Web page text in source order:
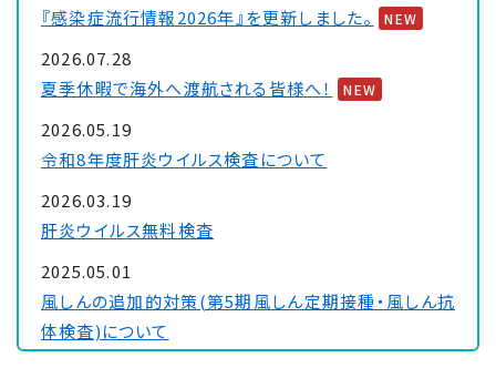
『感染症流行情報2026年』を更新しました。
NEW
2026.07.28
夏季休暇で海外へ渡航される皆様へ！
NEW
2026.05.19
令和8年度肝炎ウイルス検査について
2026.03.19
肝炎ウイルス無料検査
2025.05.01
風しんの追加的対策(第5期風しん定期接種・風しん抗
体検査)について